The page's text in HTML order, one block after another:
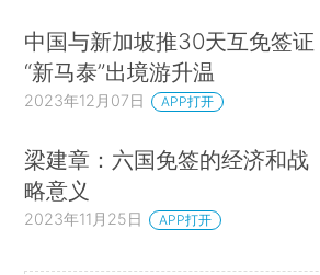
中国与新加坡推30天互免签证
“新马泰”出境游升温
2023年12月07日 APP打开
梁建章：六国免签的经济和战
略意义
2023年11月25日 APP打开